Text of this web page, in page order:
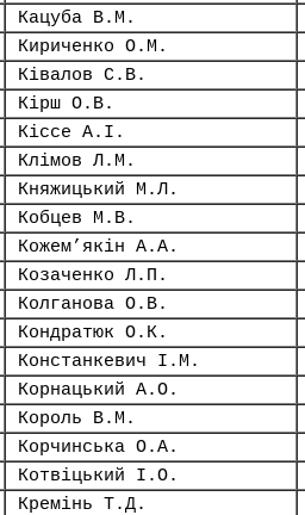
Кацуба В.М.
Кириченко О.М.
Ківалов С.В.
Кірш О.В.
Кіссе А.І.
Клімов Л.М.
Княжицький М.Л.
Кобцев М.В.
Кожем’якін А.А.
Козаченко Л.П.
Колганова О.В.
Кондратюк О.К.
Констанкевич І.М.
Корнацький А.О.
Король В.М.
Корчинська О.А.
Котвіцький І.О.
Кремінь Т.Д.